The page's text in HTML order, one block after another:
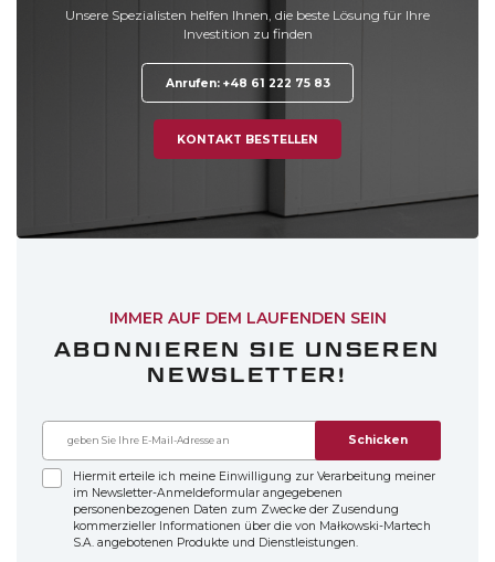
Unsere Spezialisten helfen Ihnen, die beste Lösung für Ihre
Investition zu finden
Anrufen: +48 61 222 75 83
KONTAKT BESTELLEN
IMMER AUF DEM LAUFENDEN SEIN
ABONNIEREN SIE UNSEREN
NEWSLETTER!
Schicken
Hiermit erteile ich meine Einwilligung zur Verarbeitung meiner
im Newsletter-Anmeldeformular angegebenen
personenbezogenen Daten zum Zwecke der Zusendung
kommerzieller Informationen über die von Małkowski-Martech
S.A. angebotenen Produkte und Dienstleistungen.